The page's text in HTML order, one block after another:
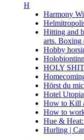
H
Harmony
Hitting and
arts. Boxing
Hobby
HOLY SHIT
Hörst du
Hotel Utopia
How to Kill
How to
Hue &
Hurling |